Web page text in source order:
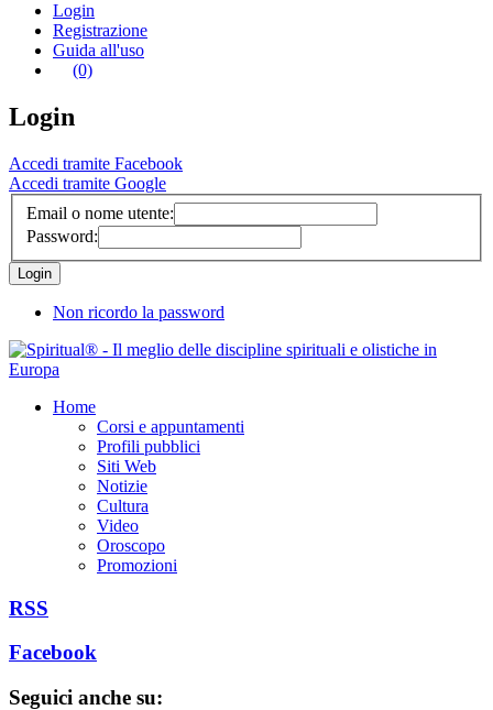
Login
Registrazione
Guida all'uso
(0)
Login
Accedi tramite Facebook
Accedi tramite Google
Email o nome utente:
Password:
Non ricordo la password
Home
Corsi e appuntamenti
Profili pubblici
Siti Web
Notizie
Cultura
Video
Oroscopo
Promozioni
RSS
Facebook
Seguici anche su: